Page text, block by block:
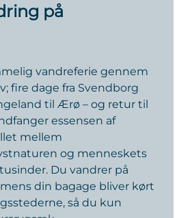
på
vandreferie gennem
fire dage fra Svendborg
til Ærø – og retur til
essensen af
mellem
og menneskets
Du vandrer på
din bagage bliver kørt
så du kun